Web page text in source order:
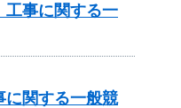
事に関する一
関する一般競